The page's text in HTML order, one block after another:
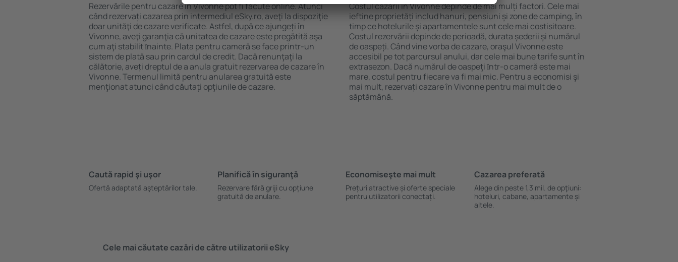
Rezervările pentru cazare în Vivonne pot fi făcute online. Atunci
când rezervați cazarea prin intermediul eSky.ro, aveţi la dispoziţie
doar unităţi de cazare verificate. Astfel, după ce ajungeți în
Vivonne, aveţi garanţia că unitatea de cazare este pregătită aşa
cum aţi stabilit ȋnainte. Plata pentru cameră se face printr-un
sistem de plată sau prin cardul de credit. Dacă renunţaţi la
călătorie, aveți dreptul de a anula gratuit rezervarea de cazare în
Vivonne. Termenul limită pentru anularea gratuită este
menţionat atunci când căutați opţiunile de cazare.
Costul cazării în Vivonne depinde de mai mulți factori. Cele mai
ieftine proprietăți includ hanuri, pensiuni și zone de camping, în
timp ce hotelurile și apartamentele sunt cele mai costisitoare.
Costul rezervării depinde de perioadă, durata șederii și numărul
de oaspeți. Când vine vorba de cazare, oraşul Vivonne este
accesibil pe tot parcursul anului, dar cele mai bune tarife sunt în
extrasezon. Dacă numărul de oaspeţi ȋntr-o cameră este mai
mare, costul pentru fiecare va fi mai mic. Pentru a economisi şi
mai mult, rezervați cazare în Vivonne pentru mai mult de o
săptămână.
Caută rapid şi uşor
Ofertă adaptată aşteptărilor tale.
Planifică ȋn siguranţă
Rezervare fără griji cu opțiune
gratuită de anulare.
Economiseşte mai mult
Prețuri atractive și oferte speciale
pentru utilizatorii conectați.
Cazarea preferată
Alege din peste 1,3 mil. de opţiuni:
hoteluri, cabane, apartamente și
altele.
Cele mai căutate cazări de către utilizatorii eSky